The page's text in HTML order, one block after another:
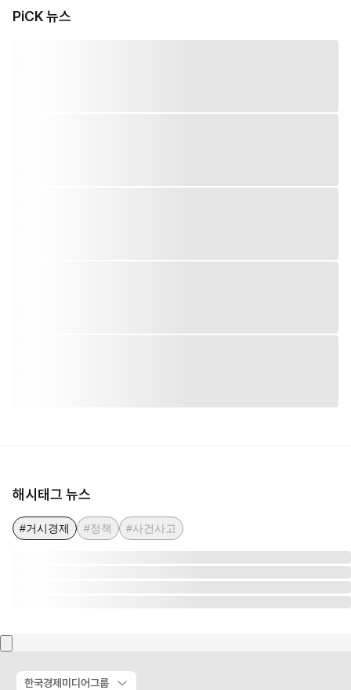
PiCK 뉴스
해시태그 뉴스
#거시경제 #정책 #사건사고
한국경제미디어그룹